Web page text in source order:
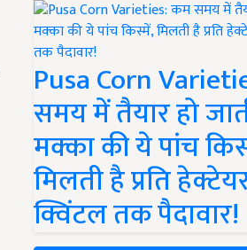
Pusa Corn
समय में तैयार हो
मक्का की ये पांच
मिलती है प्रति
क्विंटल तक पैदावार!